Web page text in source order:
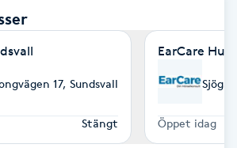
17, Sundsvall
Stängt
EarCare
Öppet idag